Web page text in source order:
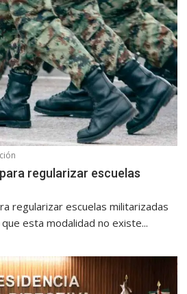
regularizar escuelas
regularizar escuelas militarizadas
esta modalidad no existe...